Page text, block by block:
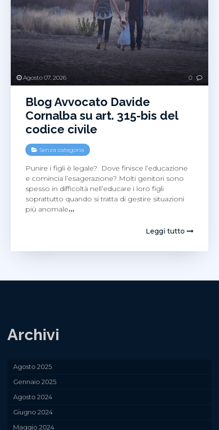
Agosto 07, 2026 0
Blog Avvocato Davide
Cornalba su art. 315-bis del
codice civile
Senza categoria
Punire i figli è legale? Dove finisce l’educazione
e comincia l’esagerazione? Molti genitori sono
spesso in difficoltà nell’educare i loro figli
soprattutto quando si tratta di gestire situazioni
più anomale…
Leggi tutto
Archivi
Agosto 2025
Gennaio 2025
Agosto 2024
Giugno 2024
Maggio 2024